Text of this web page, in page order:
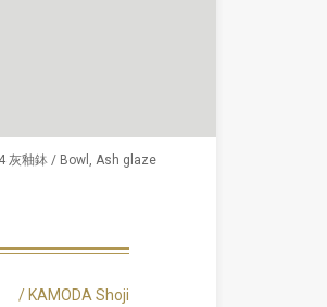
灰釉鉢 / Bowl, Ash glaze
/ KAMODA Shoji